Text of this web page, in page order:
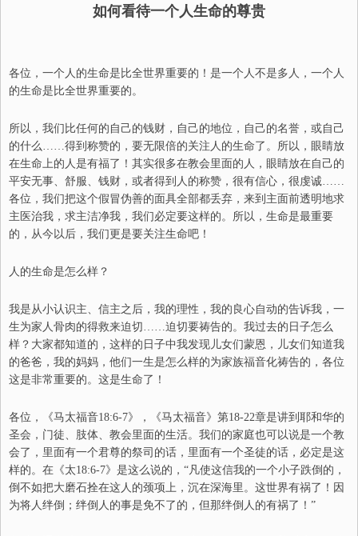
如何看待一个人生命的尊贵
各位， 一个 人的生命是比全世界重要的 ！ 是一个人不是多人，一个人
的生命是比全世界重要的。
所以，我们比任何的自己的钱财，自己的地位，自己的名誉，或自己
的什么……得到称赞的，要无限倍的关注人的生命了 。 所以， 眼睛放
在生命上的人是有福了！其实很多在教会里面的人，眼睛放在自己的
平安无事、 舒服、 钱财 ， 或者得到人的称赞，很有信心，很虔诚……
各位，我们把这个假冒伪善的面具全部都丢弃 ，来到主面前透明地求
主医治我，求主洁净我，我们必定要这样的。所以，生命是最重要
的，从今以后，我们更是要关注生命吧！
人的生命是怎么样？
我是从小认识主、 信主之后，我的理性，我的良心自动的告诉我，一
生为家人骨肉的得救来迫切……迫切要祷告的。我过去的日子怎么
样？大家都知道的，这样的日子中我发现儿女们蒙恩，儿女们知道我
的爸爸，我的妈妈，他们一生是怎么样的为家族福音化祷告的，各位
这是非常重要的。这是生命了！
各位，《马太福音18:6-7》 ，《马太福音》 第18-22章是讲到耶和华的
圣会 ， 门徒、 肢体、 教会里面的生活。我们的家庭也可以说是一个教
会了，里面有一个君尊的祭司的话，里面有一个圣徒的话，必定是这
样的。在 《太18:6-7》 是这么说的， “凡使这信我的一个小子跌倒的，
倒不如把大磨石拴在这人的颈项上，沉在深海里。这世界有祸了！因
为将人绊倒；绊倒人的事是免不了的，但那绊倒人的有祸了！ ”